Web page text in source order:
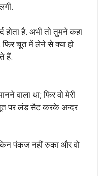
होता है. अभी तो तुमने कहा
चूत में लेने से क्या हो
हैं.
वाला था; फिर वो मेरी
पर लंड सैट करके अन्दर
पंकज नहीं रुका और वो